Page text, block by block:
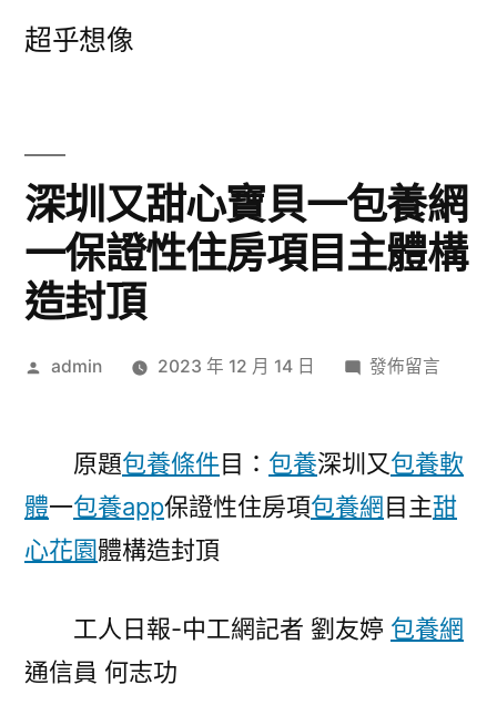
超乎想像
深圳又甜心寶貝一包養網
一保證性住房項目主體構
造封頂
作
admin 2023 年 12 月 14 日
在
又
心
一
包
發佈留言
原題包養條件目： 包養深圳又包養軟
體一包養app保證性住房項包養網目主甜
心花園體構造封頂
工人日報-中工網記者 劉友婷 包養網
通信員 何志功